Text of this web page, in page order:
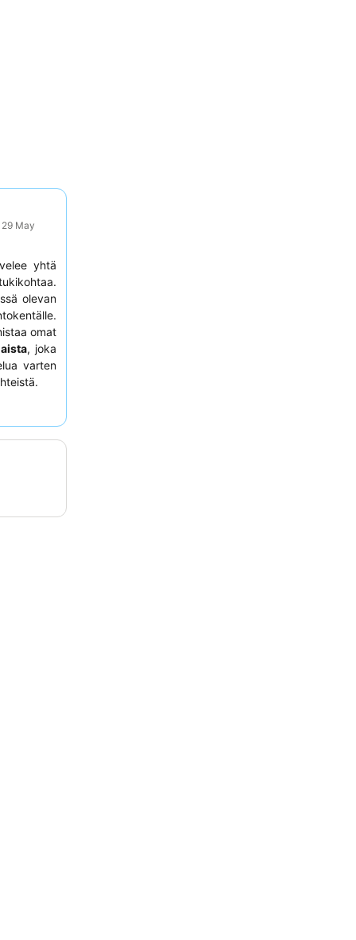
May
yhtä
olevan
omat
, joka
varten